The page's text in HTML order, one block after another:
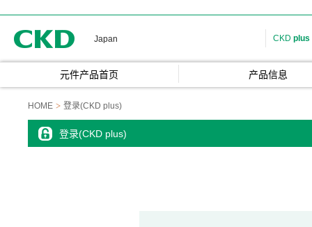
Japan CKD plus
元件产品首页 产品信息
HOME 登录(CKD plus)
登录(CKD plus)